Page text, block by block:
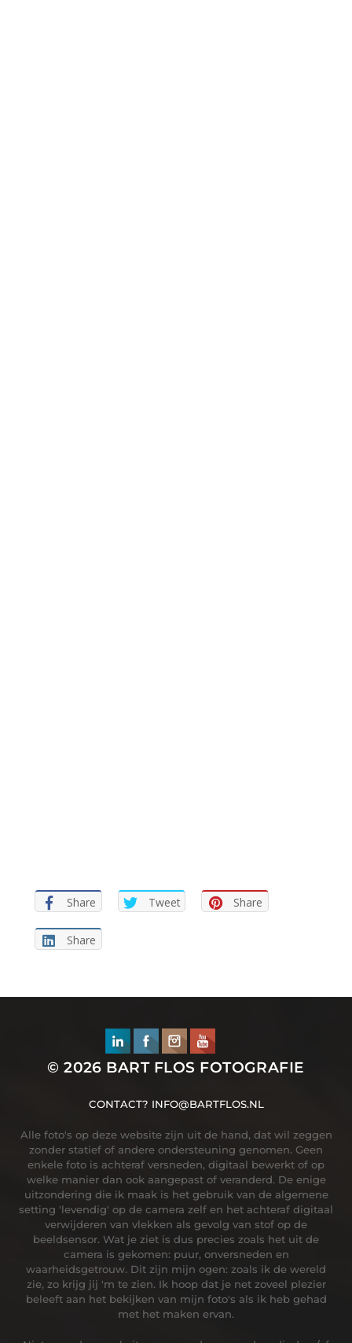
Share Tweet Share
Share
© 2026 BART FLOS FOTOGRAFIE
CONTACT? INFO@BARTFLOS.NL
Alle foto's op deze website zijn uit de hand, dat wil zeggen
zonder statief of andere ondersteuning genomen. Geen
enkele foto is achteraf versneden, digitaal bewerkt of op
welke manier dan ook aangepast of veranderd. De enige
uitzondering die ik maak is het gebruik van de algemene
setting 'levendig' op de camera zelf en het achteraf digitaal
verwijderen van vlekken als gevolg van stof op de
beeldsensor. Wat je ziet is dus precies zoals het uit de
camera is gekomen: puur, onversneden en
waarheidsgetrouw. Dit zijn mijn ogen: zoals ik de wereld
zie, zo krijg jij 'm te zien. Ik hoop dat je net zoveel plezier
beleeft aan het bekijken van mijn foto's als ik heb gehad
met het maken ervan.